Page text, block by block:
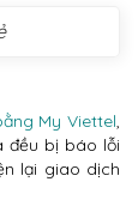
My Viettel,
đều bị báo lỗi
lại giao dịch